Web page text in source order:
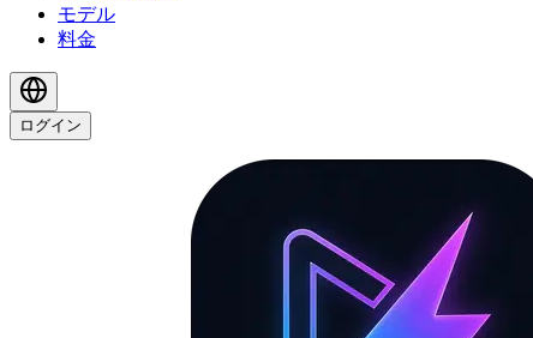
モデル
料金
ログイン